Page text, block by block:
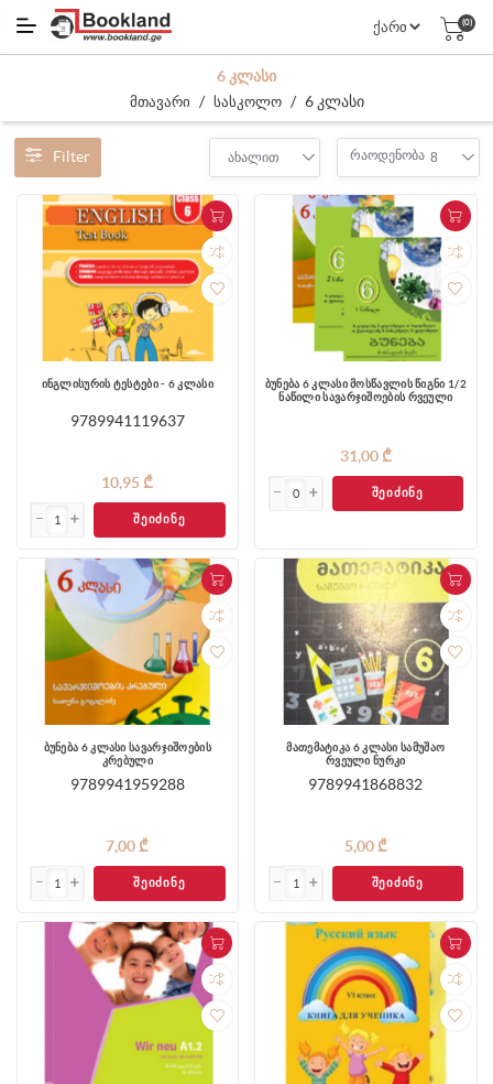
(0)
6 ᲙᲚᲐᲡᲘ
მთავარი / სასკოლო / 6 კლასი
Filter ახალით რაოდენობა 8
ინგლისურის ტესტები - 6 კლასი
9789941119637
10,95 ₾
ᲨᲔᲘᲫᲘᲜᲔ
ბუნება 6 კლასი მოსწავლის წიგნი 1/2
ნაწილი სავარჯიშოების რვეული
31,00 ₾
ᲨᲔᲘᲫᲘᲜᲔ
ბუნება 6 კლასი სავარჯიშოების
კრებული
9789941959288
7,00 ₾
ᲨᲔᲘᲫᲘᲜᲔ
მათემატიკა 6 კლასი სამუშაო
რვეული ნურკი
9789941868832
5,00 ₾
ᲨᲔᲘᲫᲘᲜᲔ